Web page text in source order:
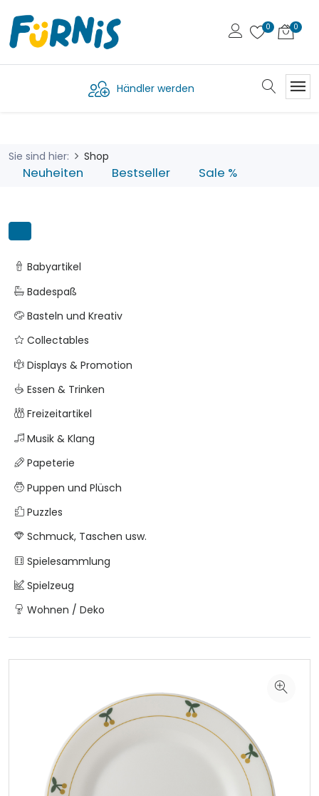
Händler werden
Sie sind hier: Shop
Neuheiten Bestseller Sale %
Babyartikel
Badespaß
Basteln und Kreativ
Collectables
Displays & Promotion
Essen & Trinken
Freizeitartikel
Musik & Klang
Papeterie
Puppen und Plüsch
Puzzles
Schmuck, Taschen usw.
Spielesammlung
Spielzeug
Wohnen / Deko